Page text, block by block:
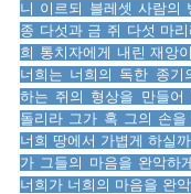
니 이르되 블레셋 사람의
종 다섯과 금 쥐 다섯 마
희 통치자에게 내린 재앙
너희는 너희의 독한 종기
하는 쥐의 형상을 만들어
돌리라 그가 혹 그의 손
너희 땅에서 가볍게 하실
가 그들의 마음을 완악하
너희가 너희의 마음을 완